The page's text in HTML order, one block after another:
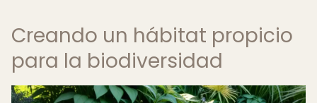
Creando un hábitat propicio
para la biodiversidad